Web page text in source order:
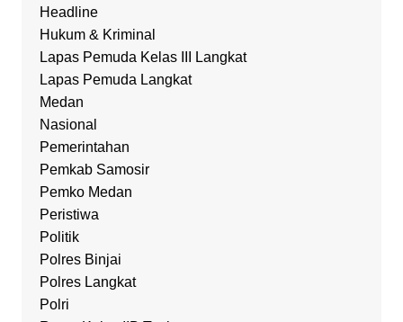
Headline
Hukum & Kriminal
Lapas Pemuda Kelas III Langkat
Lapas Pemuda Langkat
Medan
Nasional
Pemerintahan
Pemkab Samosir
Pemko Medan
Peristiwa
Politik
Polres Binjai
Polres Langkat
Polri